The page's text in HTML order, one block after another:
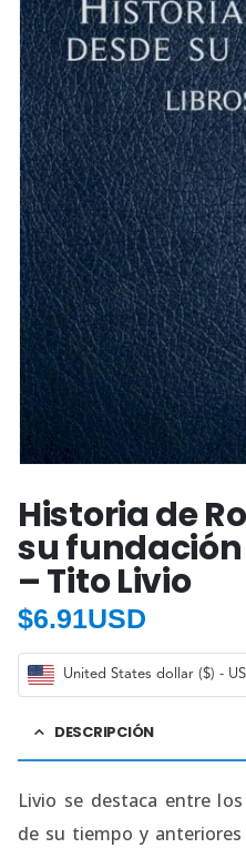
Historia de
su fundación
– Tito Livio
$6.91USD
United States dollar ($) -
DESCRIPCIÓN
Livio se destaca entre
de su tiempo y